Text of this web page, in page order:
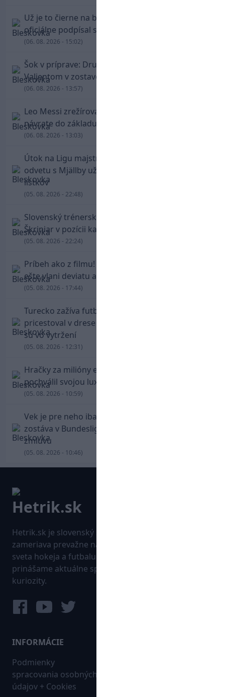
Už je to čierne na bielom: Mohamed Salah
oficiálne podpísal s Trabzonsporom
(06. 08. 2026 - 15:02)
Šok v príprave: Druholigová Mallorca s
Valjentom v zostave zdolala PSG
(06. 08. 2026 - 13:57)
Leo Messi zrežíroval obrat Interu Miami, pri
návrate do základu strelil dva góly
(06. 08. 2026 - 13:03)
Útok na Ligu majstrov láka! Slovan hlási na
odvetu s Mjällby už viac ako 13-tisíc predaných
lístkov
(05. 08. 2026 - 22:48)
Slovenský trénerský súboj pre Borbélyho,
Škriniar v pozícii kapitána potiahol Fenerbahce
(05. 08. 2026 - 22:24)
Príbeh ako z filmu! Hrdina Slovana Kianga hral
ešte vlani deviatu anglickú ligu
(05. 08. 2026 - 17:44)
Turecko zažíva futbalové šialenstvo! Salah
pricestoval v drese Trabzonsporu, fanúšikovia
sú vo vytržení
(05. 08. 2026 - 12:31)
Hračky za milióny eur! Cristiano Ronaldo sa
pochválil svojou luxusnou zbierkou áut
(05. 08. 2026 - 10:59)
Vek je pre neho iba číslo! Štyridsaťročný Džeko
zostáva v Bundeslige, so Schalke predĺžil
zmluvu
(05. 08. 2026 - 10:46)
Hetrik.sk je slovenský športový portál, ktorý sa
zameriava prevažne na najnovšie informácie zo
sveta hokeja a futbalu. Pravidelne na dennej báze
prinášame aktuálne správy, góly, zaujímavosti a
kuriozity.
INFORMÁCIE
Podmienky
spracovania osobných
údajov + Cookies